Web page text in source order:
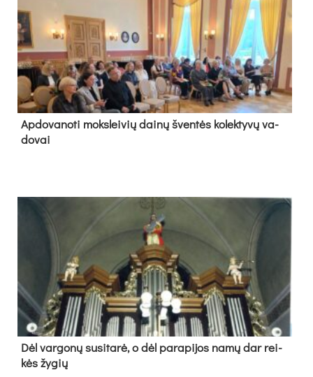
Ap­do­va­no­ti moks­lei­vių dai­nų šven­tės ko­lek­ty­vų va­
do­vai
Dėl var­go­nų su­si­ta­rė, o dėl pa­ra­pi­jos na­mų dar rei­
kės žy­gių